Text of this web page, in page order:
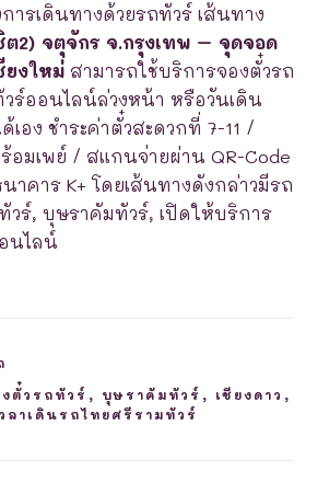
ารเดินทางด้วยรถทัวร์ เส้นทาง
2) จตุจักร จ.กรุงเทพ – จุดจอด
ยงใหม่ สามารถใช้บริการจองตั๋วรถ
ร์ออนไลน์ล่วงหน้า หรือวันเดิน
เอง ชำระค่าตั๋วสะดวกที่ 7-11 /
มเพย์ / สแกนจ่ายผ่าน QR-Code
าคาร K+ โดยเส้นทางดังกล่าวมีรถ
วร์, บุษราคัมทัวร์, เปิดให้บริการ
นไลน์
งตั๋วรถทัวร์ , บุษราคัมทัวร์ , เชียงดาว ,
วลาเดินรถไทยศรีรามทัวร์